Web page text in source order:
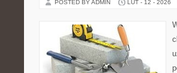
POSTED BY ADMIN LUT - 12 - 2026